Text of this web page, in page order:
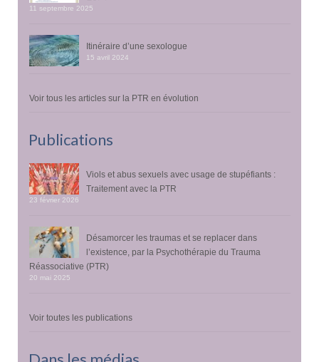
11 septembre 2025
Itinéraire d’une sexologue
15 avril 2024
Voir tous les articles sur la PTR en évolution
Publications
Viols et abus sexuels avec usage de stupéfiants :
Traitement avec la PTR
23 février 2026
Désamorcer les traumas et se replacer dans
l’existence, par la Psychothérapie du Trauma
Réassociative (PTR)
20 mai 2025
Voir toutes les publications